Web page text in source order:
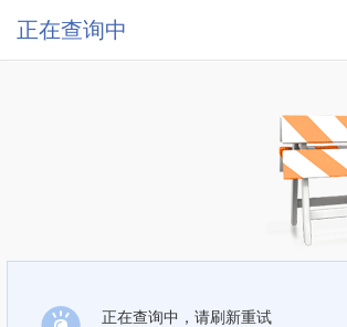
正在查询中
正在查询中，请刷新重试